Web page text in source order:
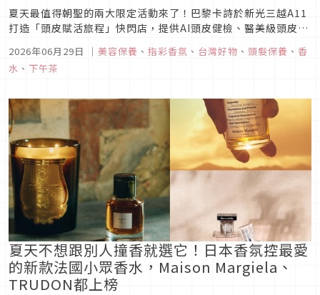
夏天最值得朝聖的兩大限定活動來了！巴黎卡詩於新光三越A11
打造「頭皮賦活旅程」快閃店，提供AI頭皮健檢、醫美級頭皮水
則攜手PILLO推出限定聯名下午茶，以香氣與味蕾帶你漫遊南
法。
2026年06月29日 ｜ 美容保養 、 指彩香氛 、 台灣好物 、 頭髮保養 、 香
水 、 下午茶
夏天不想跟別人撞香就選它！日本香氛控最愛
的新款法國小眾香水，Maison Margiela、
TRUDON都上榜